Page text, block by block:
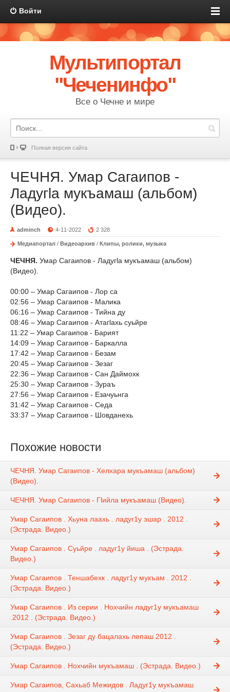
Войти
Мультипортал
"Чеченинфо"
Все о Чечне и мире
Полная версия сайта
ЧЕЧНЯ. Умар Сагаипов -
Ладугlа мукъамаш (альбом)
(Видео).
adminch 4-11-2022 2 328
Медиапортал / Видеоархив / Клипы, ролики, музыка
ЧЕЧНЯ. Умар Сагаипов - Ладугlа мукъамаш (альбом)
(Видео).
00:00 ‒ Умар Сагаипов - Лор са
02:56 ‒ Умар Сагаипов - Малика
06:16 ‒ Умар Сагаипов - Тийна ду
08:46 ‒ Умар Сагаипов - Атагlахь суьйре
11:22 ‒ Умар Сагаипов - Барият
14:09 ‒ Умар Сагаипов - Баркалла
17:42 ‒ Умар Сагаипов - Безам
20:45 ‒ Умар Сагаипов - Зезаг
22:36 ‒ Умар Сагаипов - Сан Даймохк
25:30 ‒ Умар Сагаипов - Зураъ
27:56 ‒ Умар Сагаипов - Езачуьнга
31:42 ‒ Умар Сагаипов - Седа
33:37 ‒ Умар Сагаипов - Шовданехь
Похожие новости
ЧЕЧНЯ. Умар Сагаипов - Хелхара мукъамаш (альбом)
(Видео).
ЧЕЧНЯ. Умар Сагаипов - Гlийла мукъамаш (Видео).
Умар Сагаипов . Хьуна лаахь . ладуг1у эшар . 2012 .
(Эстрада. Видео.)
Умар Сагаипов . Суьйре . ладуг1у йиша . (Эстрада.
Видео.)
Умар Сагаипов . Теншабехк . ладуг1у мукъам . 2012 .
(Эстрада. Видео.)
Умар Сагаипов . Из серии . Нохчийн ладуг1у мукъамаш
.2012 . (Эстрада. Видео.)
Умар Сагаипов . Зезаг ду бацалахь лепаш 2012 .
(Эстрада. Видео.)
Умар Сагаипов . Нохчийн мукъамаш . (Эстрада. Видео.)
Умар Сагаипов, Сахьаб Межидов . Ладуг1у мукъамаш